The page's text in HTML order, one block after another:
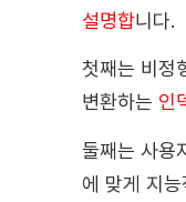
설명합니다.
첫째는 비정
변환하는 인
둘째는 사용
에 맞게 지